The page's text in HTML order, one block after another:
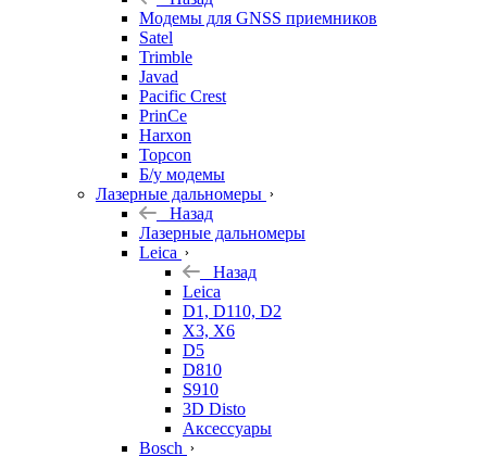
Модемы для GNSS приемников
Satel
Trimble
Javad
Pacific Crest
PrinCe
Harxon
Topcon
Б/у модемы
Лазерные дальномеры
Назад
Лазерные дальномеры
Leica
Назад
Leica
D1, D110, D2
X3, X6
D5
D810
S910
3D Disto
Аксессуары
Bosch